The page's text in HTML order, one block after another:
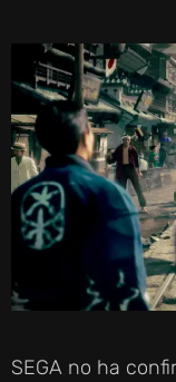
SEGA no ha